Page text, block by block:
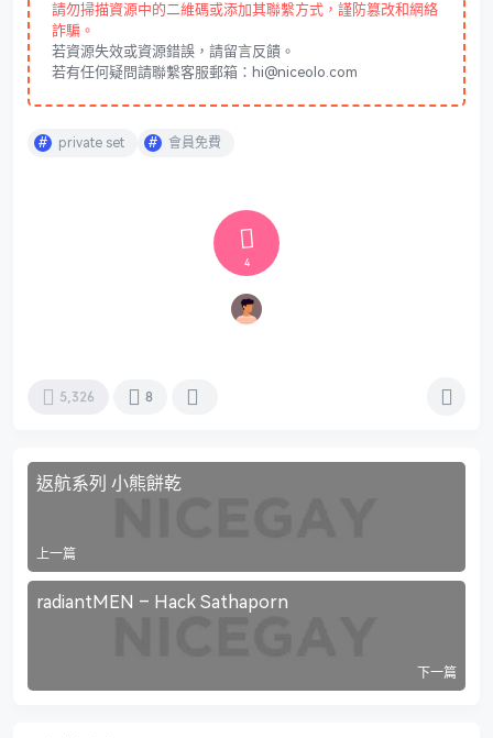
請勿掃描資源中的二維碼或添加其聯繫方式，謹防篡改和網絡
詐騙。
若資源失效或資源錯誤，請留言反饋。
若有任何疑問請聯繫客服郵箱：hi@niceolo.com
private set 會員免費
4
5,326 8
返航系列 小熊餅乾
上一篇
radiantMEN – Hack Sathaporn
下一篇